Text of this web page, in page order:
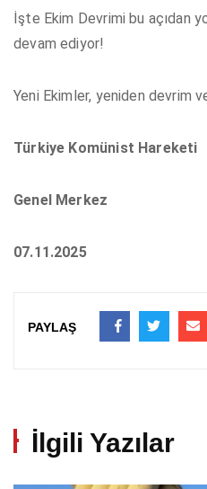
İşte Ekim Devrimi bu açıdan
devam ediyor!
Yeni Ekimler, yeniden devrim
Türkiye Komünist Hareketi
Genel Merkez
07.11.2025
PAYLAŞ
İlgili Yazılar